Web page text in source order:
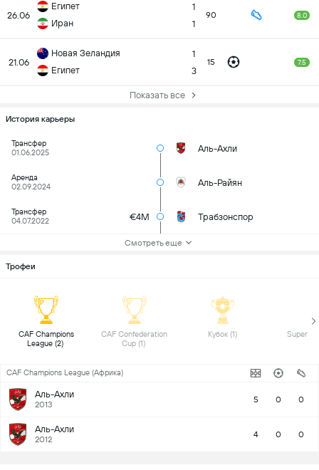
26.06
Египет
Иран
1
1
90 8.0
21.06
Новая Зеландия
Египет
1
3
15 7.5
Показать все
История карьеры
Трансфер
01.06.2025
Аль-Ахли
Аренда
02.09.2024
Аль-Райян
Трансфер
04.07.2022
€4M Трабзонспор
Смотреть еще
Трофеи
CAF Champions
League (2)
CAF Confederation
Cup (1)
CAF Champions League (Африка)
Аль-Ахли
2013 5 0 0
Аль-Ахли
2012 4 0 0